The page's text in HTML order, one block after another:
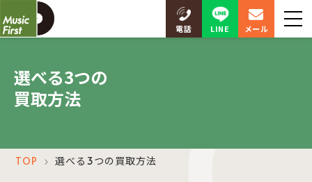
電話 LINE メール
選べる3つの
買取方法
TOP ＞ 選べる3つの買取方法